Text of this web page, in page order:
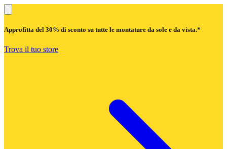
Approfitta del 30% di sconto su tutte le montature da sole e da vista.*
Trova il tuo store